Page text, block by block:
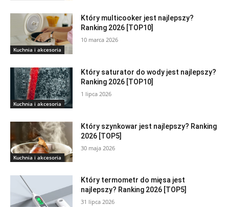
Kuchnia i akcesoria
Który multicooker jest najlepszy?
Ranking 2026 [TOP10]
10 marca 2026
Kuchnia i akcesoria
Który saturator do wody jest najlepszy?
Ranking 2026 [TOP10]
1 lipca 2026
Kuchnia i akcesoria
Który szynkowar jest najlepszy? Ranking
2026 [TOP5]
30 maja 2026
Który termometr do mięsa jest
najlepszy? Ranking 2026 [TOP5]
31 lipca 2026